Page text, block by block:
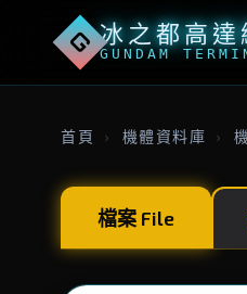
G冰之都高達
GUNDAM
首頁 › 機體資料庫 ›
檔案 File